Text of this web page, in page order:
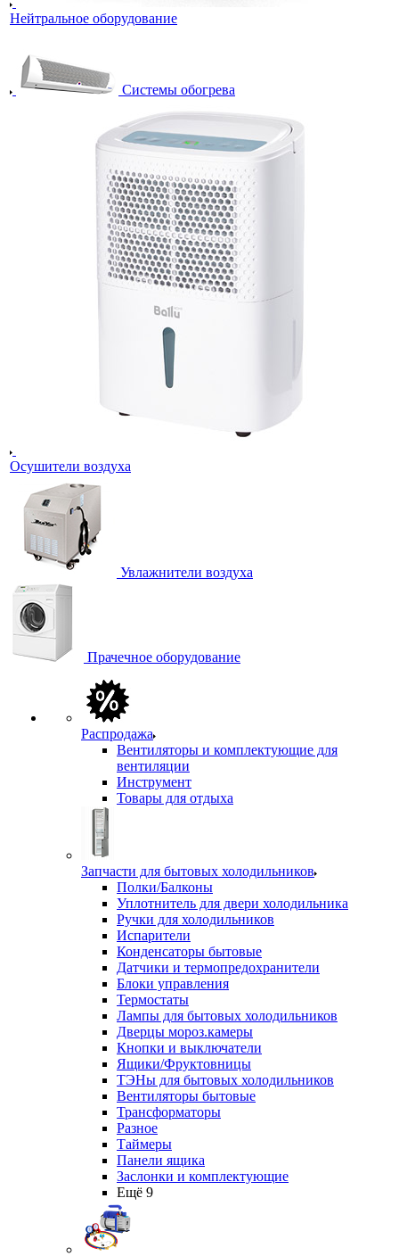
Нейтральное оборудование
Системы обогрева
Осушители воздуха
Увлажнители воздуха
Прачечное оборудование
Распродажа
Вентиляторы и комплектующие для
вентиляции
Инструмент
Товары для отдыха
Запчасти для бытовых холодильников
Полки/Балконы
Уплотнитель для двери холодильника
Ручки для холодильников
Испарители
Конденсаторы бытовые
Датчики и термопредохранители
Блоки управления
Термостаты
Лампы для бытовых холодильников
Дверцы мороз.камеры
Кнопки и выключатели
Ящики/Фруктовницы
ТЭНы для бытовых холодильников
Вентиляторы бытовые
Трансформаторы
Разное
Таймеры
Панели ящика
Заслонки и комплектующие
Ещё 9